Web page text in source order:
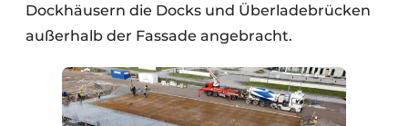
Dockhäusern die Docks und Überladebrücken
außerhalb der Fassade angebracht.